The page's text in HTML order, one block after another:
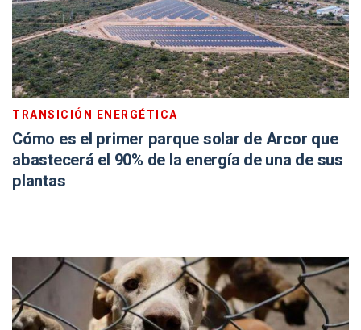
TRANSICIÓN ENERGÉTICA
Cómo es el primer parque solar de Arcor que
abastecerá el 90% de la energía de una de sus
plantas